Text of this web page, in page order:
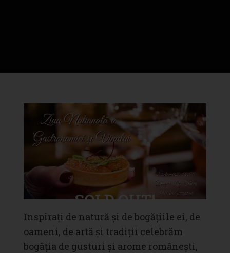
SOLD OUT!
Inspirați de natură și de bogățiile ei, de
oameni, de artă și tradiții celebrăm
bogăția de gusturi și arome românești,